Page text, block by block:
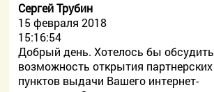
Сергей Трубин
15 февраля 2018
15:16:54
Добрый день. Хотелось бы обсудить
возможность открытия партнерских
пунктов выдачи Вашего интернет-